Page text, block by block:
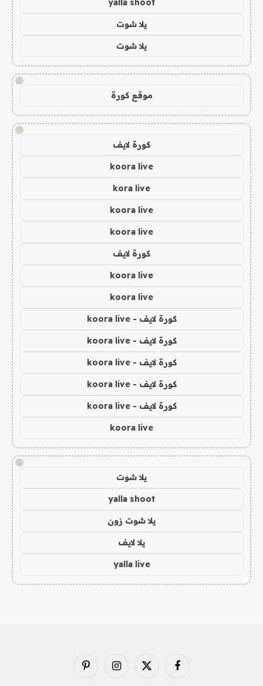
yalla shoot
يلا شوت
يلا شوت
!
موقع كورة
!
كورة لايف
koora live
kora live
koora live
koora live
كورة لايف
koora live
koora live
كورة لايف - koora live
كورة لايف - koora live
كورة لايف - koora live
كورة لايف - koora live
كورة لايف - koora live
koora live
!
يلا شوت
yalla shoot
يلا شوت زون
يلا لايف
yalla live
فيسبوك X
الانستغرامبينتيريست